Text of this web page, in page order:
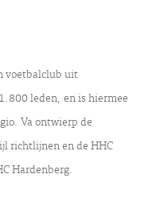
voetbalclub uit
leden, en is hiermee
Va ontwierp de
richtlijnen en de HHC
Hardenberg.